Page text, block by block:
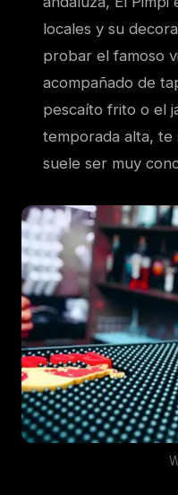
locales y su
probar el famoso
acompañado de
pescaíto frito o el
temporada alta, te
suele ser muy